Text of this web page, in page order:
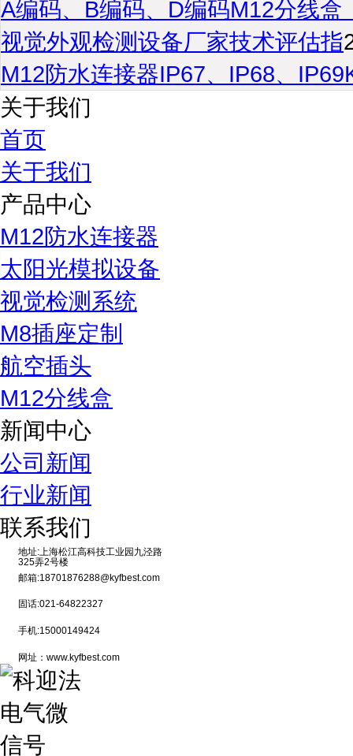
A编码、B编码、D编码M12分线盒
视觉外观检测设备厂家技术评估指
M12防水连接器IP67、IP68、
关于我们
首页
关于我们
产品中心
M12防水连接器
太阳光模拟设备
视觉检测系统
M8插座定制
航空插头
M12分线盒
新闻中心
公司新闻
行业新闻
联系我们
地址:上海松江高科技工业园九泾路
325弄2号楼
邮箱:18701876288@kyfbest.com
固话:021-64822327
手机:15000149424
网址：www.kyfbest.com